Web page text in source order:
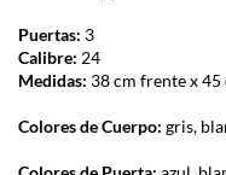
Puertas: 3
Calibre: 24
Medidas: 38 cm frente x
Colores de Cuerpo: gris,